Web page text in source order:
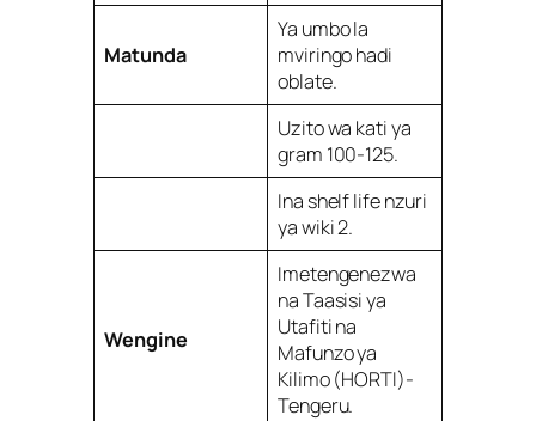
Matunda
Ya umbo la
mviringo hadi
oblate.
Uzito wa kati ya
gram 100-125.
Ina shelf life nzuri
ya wiki 2.
Wengine
Imetengenezwa
na Taasisi ya
Utafiti na
Mafunzo ya
Kilimo (HORTI)-
Tengeru.